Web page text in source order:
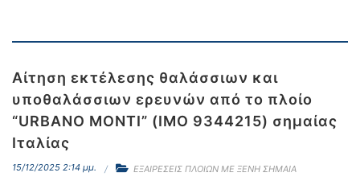
Αίτηση εκτέλεσης θαλάσσιων και
υποθαλάσσιων ερευνών από το πλοίο
“URBANO MONTI” (IMO 9344215) σημαίας
Ιταλίας
15/12/2025 2:14 μμ. ΕΞΑΙΡΕΣΕΙΣ ΠΛΟΙΩΝ ΜΕ ΞΕΝΗ ΣΗΜΑΙΑ